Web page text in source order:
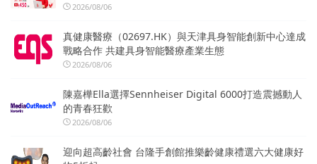
2026/08/06
真健康醫療（02697.HK）與天津具身智能創新中心達成
戰略合作 共建具身智能醫療產業生態
2026/08/06
陳嘉樺Ella選擇Sennheiser Digital 6000打造震撼動人
的青春狂歡
2026/08/06
迎向超高齡社會 台隆手創館推樂齡健康禮選六大健康好